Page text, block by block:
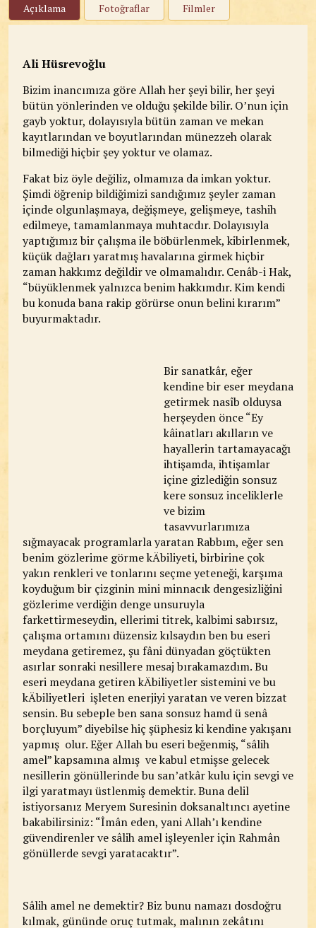
Açıklama Fotoğraflar Filmler
Ali Hüsrevoğlu
Bizim inancımıza göre Allah her şeyi bilir, her şeyi
bütün yönlerinden ve olduğu şekilde bilir. O’nun için
gayb yoktur, dolayısıyla bütün zaman ve mekan
kayıtlarından ve boyutlarından münezzeh olarak
bilmediği hiçbir şey yoktur ve olamaz.
Fakat biz öyle değiliz, olmamıza da imkan yoktur.
Şimdi öğrenip bildiğimizi sandığımız şeyler zaman
içinde olgunlaşmaya, değişmeye, gelişmeye, tashih
edilmeye, tamamlanmaya muhtacdır. Dolayısıyla
yaptığımız bir çalışma ile böbürlenmek, kibirlenmek,
küçük dağları yaratmış havalarına girmek hiçbir
zaman hakkımz değildir ve olmamalıdır. Cenâb-i Hak,
“büyüklenmek yalnızca benim hakkımdır. Kim kendi
bu konuda bana rakip görürse onun belini kırarım”
buyurmaktadır.
Bir sanatkâr, eğer
kendine bir eser meydana
getirmek nasîb olduysa
herşeyden önce “Ey
kâinatları akılların ve
hayallerin tartamayacağı
ihtişamda, ihtişamlar
içine gizlediğin sonsuz
kere sonsuz inceliklerle
ve bizim
tasavvurlarımıza
sığmayacak programlarla yaratan Rabbım, eğer sen
benim gözlerime görme kÄbiliyeti, birbirine çok
yakın renkleri ve tonlarını seçme yeteneği, karşıma
koyduğum bir çizginin mini minnacık dengesizliğini
gözlerime verdiğin denge unsuruyla
farkettirmeseydin, ellerimi titrek, kalbimi sabırsız,
çalışma ortamını düzensiz kılsaydın ben bu eseri
meydana getiremez, şu fâni dünyadan göçtükten
asırlar sonraki nesillere mesaj bırakamazdım. Bu
eseri meydana getiren kÄbiliyetler sistemini ve bu
kÄbiliyetleri işleten enerjiyi yaratan ve veren bizzat
sensin. Bu sebeple ben sana sonsuz hamd ü senâ
borçluyum” diyebilse hiç şüphesiz ki kendine yakışanı
yapmış olur. Eğer Allah bu eseri beğenmiş, “sâlih
amel” kapsamına almış ve kabul etmişse gelecek
nesillerin gönüllerinde bu san’atkâr kulu için sevgi ve
ilgi yaratmayı üstlenmiş demektir. Buna delil
istiyorsanız Meryem Suresinin doksanaltıncı ayetine
bakabilirsiniz: “Îmân eden, yani Allah’ı kendine
güvendirenler ve sâlih amel işleyenler için Rahmân
gönüllerde sevgi yaratacaktır”.
Sâlih amel ne demektir? Biz bunu namazı dosdoğru
kılmak, gününde oruç tutmak, malının zekâtını